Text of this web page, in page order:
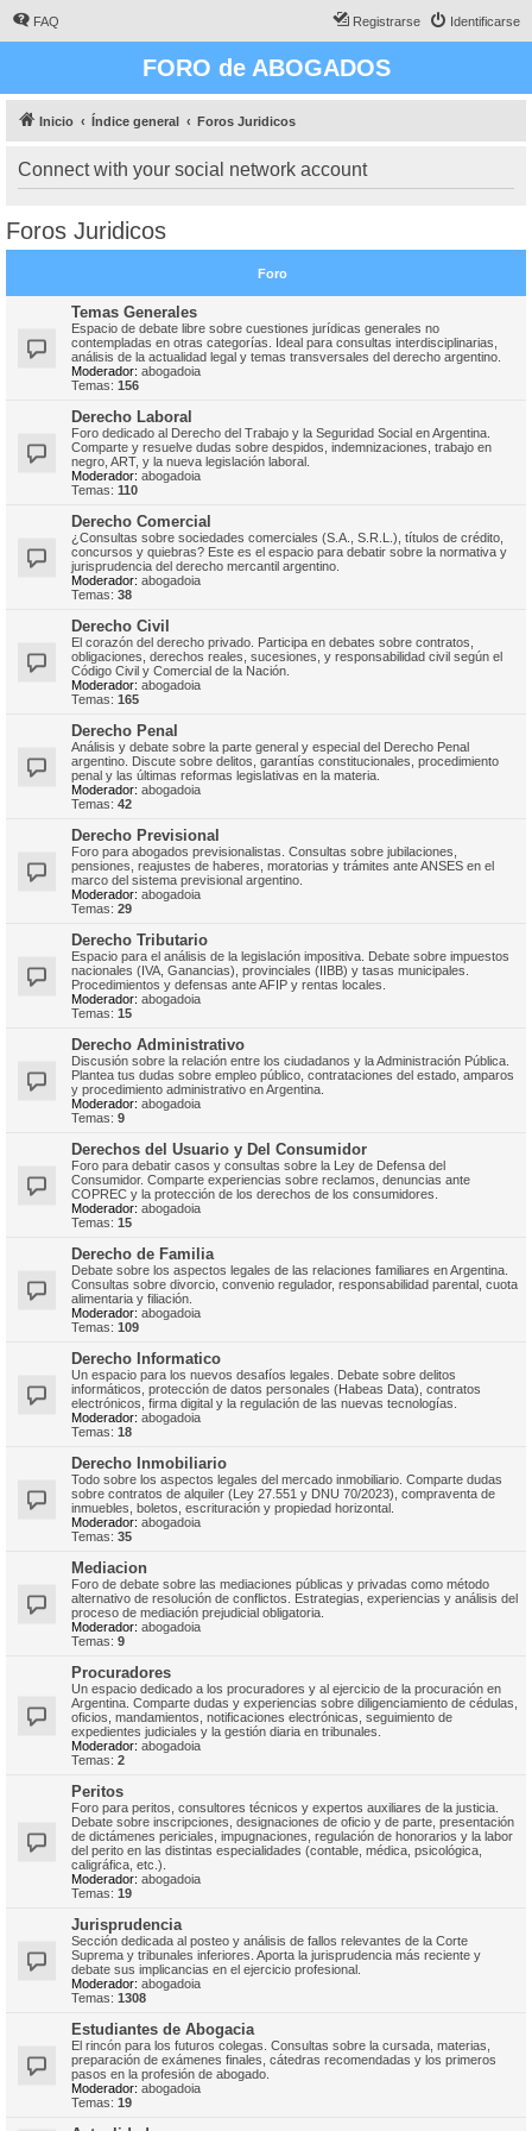
FAQ Identificarse
Registrarse
FORO de ABOGADOS
Inicio Índice general Foros Juridicos
Connect with your social network account
Foros Juridicos
Foro
Temas Generales
Espacio de debate libre sobre cuestiones jurídicas generales no
contempladas en otras categorías. Ideal para consultas interdisciplinarias,
análisis de la actualidad legal y temas transversales del derecho argentino.
Moderador: abogadoia
Temas: 156
Derecho Laboral
Foro dedicado al Derecho del Trabajo y la Seguridad Social en Argentina.
Comparte y resuelve dudas sobre despidos, indemnizaciones, trabajo en
negro, ART, y la nueva legislación laboral.
Moderador: abogadoia
Temas: 110
Derecho Comercial
¿Consultas sobre sociedades comerciales (S.A., S.R.L.), títulos de crédito,
concursos y quiebras? Este es el espacio para debatir sobre la normativa y
jurisprudencia del derecho mercantil argentino.
Moderador: abogadoia
Temas: 38
Derecho Civil
El corazón del derecho privado. Participa en debates sobre contratos,
obligaciones, derechos reales, sucesiones, y responsabilidad civil según el
Código Civil y Comercial de la Nación.
Moderador: abogadoia
Temas: 165
Derecho Penal
Análisis y debate sobre la parte general y especial del Derecho Penal
argentino. Discute sobre delitos, garantías constitucionales, procedimiento
penal y las últimas reformas legislativas en la materia.
Moderador: abogadoia
Temas: 42
Derecho Previsional
Foro para abogados previsionalistas. Consultas sobre jubilaciones,
pensiones, reajustes de haberes, moratorias y trámites ante ANSES en el
marco del sistema previsional argentino.
Moderador: abogadoia
Temas: 29
Derecho Tributario
Espacio para el análisis de la legislación impositiva. Debate sobre impuestos
nacionales (IVA, Ganancias), provinciales (IIBB) y tasas municipales.
Procedimientos y defensas ante AFIP y rentas locales.
Moderador: abogadoia
Temas: 15
Derecho Administrativo
Discusión sobre la relación entre los ciudadanos y la Administración Pública.
Plantea tus dudas sobre empleo público, contrataciones del estado, amparos
y procedimiento administrativo en Argentina.
Moderador: abogadoia
Temas: 9
Derechos del Usuario y Del Consumidor
Foro para debatir casos y consultas sobre la Ley de Defensa del
Consumidor. Comparte experiencias sobre reclamos, denuncias ante
COPREC y la protección de los derechos de los consumidores.
Moderador: abogadoia
Temas: 15
Derecho de Familia
Debate sobre los aspectos legales de las relaciones familiares en Argentina.
Consultas sobre divorcio, convenio regulador, responsabilidad parental, cuota
alimentaria y filiación.
Moderador: abogadoia
Temas: 109
Derecho Informatico
Un espacio para los nuevos desafíos legales. Debate sobre delitos
informáticos, protección de datos personales (Habeas Data), contratos
electrónicos, firma digital y la regulación de las nuevas tecnologías.
Moderador: abogadoia
Temas: 18
Derecho Inmobiliario
Todo sobre los aspectos legales del mercado inmobiliario. Comparte dudas
sobre contratos de alquiler (Ley 27.551 y DNU 70/2023), compraventa de
inmuebles, boletos, escrituración y propiedad horizontal.
Moderador: abogadoia
Temas: 35
Mediacion
Foro de debate sobre las mediaciones públicas y privadas como método
alternativo de resolución de conflictos. Estrategias, experiencias y análisis del
proceso de mediación prejudicial obligatoria.
Moderador: abogadoia
Temas: 9
Procuradores
Un espacio dedicado a los procuradores y al ejercicio de la procuración en
Argentina. Comparte dudas y experiencias sobre diligenciamiento de cédulas,
oficios, mandamientos, notificaciones electrónicas, seguimiento de
expedientes judiciales y la gestión diaria en tribunales.
Moderador: abogadoia
Temas: 2
Peritos
Foro para peritos, consultores técnicos y expertos auxiliares de la justicia.
Debate sobre inscripciones, designaciones de oficio y de parte, presentación
de dictámenes periciales, impugnaciones, regulación de honorarios y la labor
del perito en las distintas especialidades (contable, médica, psicológica,
caligráfica, etc.).
Moderador: abogadoia
Temas: 19
Jurisprudencia
Sección dedicada al posteo y análisis de fallos relevantes de la Corte
Suprema y tribunales inferiores. Aporta la jurisprudencia más reciente y
debate sus implicancias en el ejercicio profesional.
Moderador: abogadoia
Temas: 1308
Estudiantes de Abogacia
El rincón para los futuros colegas. Consultas sobre la cursada, materias,
preparación de exámenes finales, cátedras recomendadas y los primeros
pasos en la profesión de abogado.
Moderador: abogadoia
Temas: 19